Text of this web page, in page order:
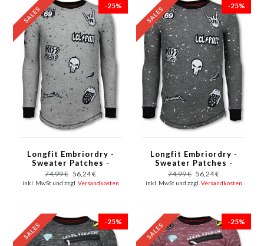
-25%
Longfit Embriordry -
Sweater Patches -
Rockstar - Grau
74,99 € 56,24 €
inkl. MwSt und zzgl. Versandkosten
-25%
Longfit Embriordry -
Sweater Patches -
Rockstar - Anthrazit
74,99 € 56,24 €
inkl. MwSt und zzgl. Versandkosten
-25% -25%